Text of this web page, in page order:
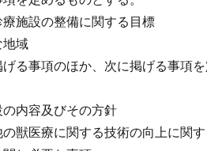
施設の整備に関する目標
域
る事項のほか、次に掲げる事項
内容及びその方針
獣医療に関する技術の向上に関